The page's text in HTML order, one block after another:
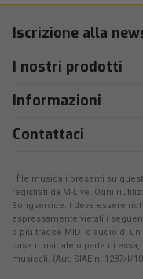
Iscrizione alla
I nostri prodotti
Informazioni
Contattaci
I file musicali presenti su
registrati da M-Live. Ogni
Songservice.it deve essere
espressamente vietati i
o più tracce MIDI o audio di
base musicale o parte di
musicali. (Aut. SIAE n. 1287/I/